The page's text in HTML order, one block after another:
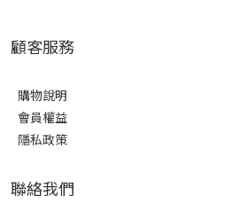
顧客服務
購物說明
會員權益
隱私政策
聯絡我們